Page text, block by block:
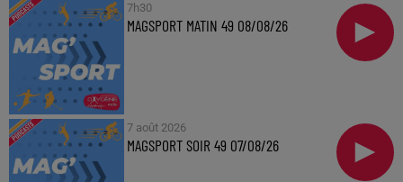
7h30
MAGSPORT MATIN 49 08/08/26
7 août 2026
MAGSPORT SOIR 49 07/08/26